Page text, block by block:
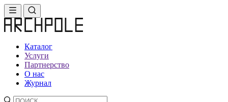
Каталог
Услуги
Партнерство
О нас
Журнал